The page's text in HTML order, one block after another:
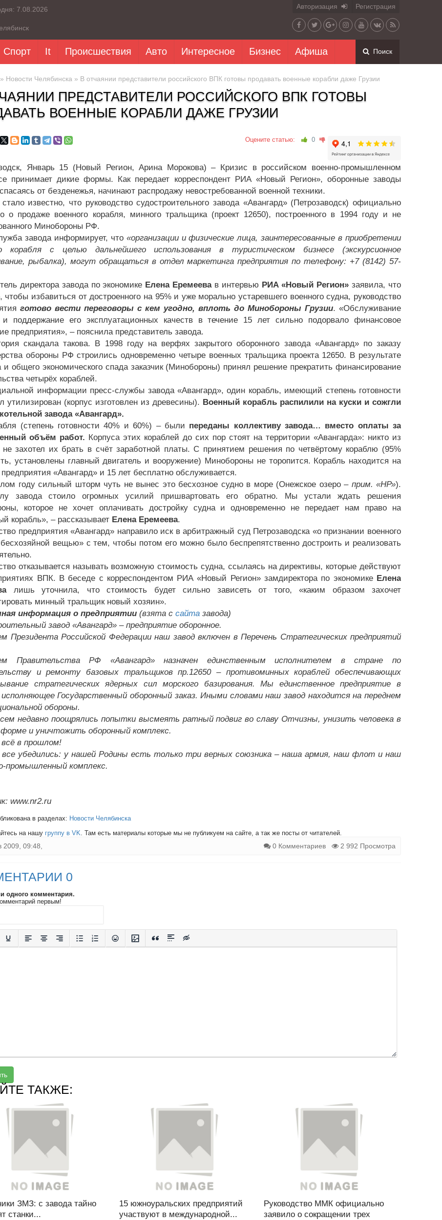
7.08.2026 Авторизация Регистрация
Спорт It Происшествия Авто Интересное Бизнес Афиша Поиск
» Новости Челябинска » В отчаянии представители российского ВПК готовы продавать военные корабли даже Грузии
ПРЕДСТАВИТЕЛИ РОССИЙСКОГО ВПК ГОТОВЫ
ВОЕННЫЕ КОРАБЛИ ДАЖЕ ГРУЗИИ
Оцените статью: 0
Январь 15 (Новый Регион, Арина Морокова) – Кризис в российском военно-промышленном
принимает дикие формы. Как передает корреспондент РИА «Новый Регион», оборонные заводы
от безденежья, начинают распродажу невостребованной военной техники.
известно, что руководство судостроительного завода «Авангард» (Петрозаводск) официально
о продаже военного корабля, минного тральщика (проект 12650), построенного в 1994 году и не
Минобороны РФ.
завода информирует, что «организации и физические лица, заинтересованные в приобретении
корабля с целью дальнейшего использования в туристическом бизнесе (экскурсионное
рыбалка), могут обращаться в отдел маркетинга предприятия по телефону: +7 (8142) 57-
директора завода по экономике Елена Еремеевав интервью РИА «Новый Регион» заявила, что
чтобы избавиться от достроенного на 95% и уже морально устаревшего военного судна, руководство
готово вести переговоры с кем угодно, вплоть до Минобороны Грузии. «Обслуживание
и поддержание его эксплуатационных качеств в течение 15 лет сильно подорвало финансовое
предприятия», – пояснила представитель завода.
скандала такова. В 1998 году на верфях закрытого оборонного завода «Авангард» по заказу
обороны РФ строились одновременно четыре военных тральщика проекта 12650. В результате
общего экономического спада заказчик (Минобороны) принял решение прекратить финансирование
четырёх кораблей.
информации пресс-службы завода «Авангард», один корабль, имеющий степень готовности
утилизирован (корпус изготовлен из древесины). Военный корабль распилили на куски и сожгли
завода «Авангард».
(степень готовности 40% и 60%) – были переданы коллективу завода… вместо оплаты за
объём работ. Корпуса этих кораблей до сих пор стоят на территории «Авангарда»: никто из
не захотел их брать в счёт заработной платы. С принятием решения по четвёртому кораблю (95%
установлены главный двигатель и вооружение) Минобороны не торопится. Корабль находится на
«Авангард» и 15 лет бесплатно обслуживается.
году сильный шторм чуть не вынес это бесхозное судно в море (Онежское озеро– прим. «НР»).
завода стоило огромных усилий пришвартовать его обратно. Мы устали ждать решения
которое не хочет оплачивать достройку судна и одновременно не передает нам право на
корабль», – рассказывает Елена Еремеева.
предприятия «Авангард» направило иск в арбитражный суд Петрозаводска «о признании военного
бесхозяйной вещью» с тем, чтобы потом его можно было беспрепятственно достроить и реализовать
отказывается называть возможную стоимость судна, ссылаясь на директивы, которые действуют
ВПК. В беседе с корреспондентом РИА «Новый Регион» замдиректора по экономике Елена
лишь уточнила, что стоимость будет сильно зависеть от того, «каким образом захочет
минный тральщик новый хозяин».
информация о предприятии (взята с сайта завода)
завод «Авангард» – предприятие оборонное.
Президента Российской Федерации наш завод включен в Перечень Стратегических предприятий
Правительства РФ «Авангард» назначен единственным исполнителем в стране по
и ремонту базовых тральщиков пр.12650 – противоминных кораблей обеспечивающих
стратегических ядерных сил морского базирования. Мы единственное предприятие в
исполняющее Государственный оборонный заказ. Иными словами наш завод находится на переднем
обороны.
недавно поощрялись попытки высмеять ратный подвиг во славу Отчизны, унизить человека в
форме и уничтожить оборонный комплекс.
всё в прошлом!
все убедились: у нашей Родины есть только три верных союзника – наша армия, наш флот и наш
промышленный комплекс.
www.nr2.ru
в разделах: Новости Челябинска
на нашу группу в VK. Там есть материалы которые мы не публикуем на сайте, а так же посты от читателей.
2009, 09:48, 0 Комментариев 2 992 Просмотра
0
одного комментария.
первым!
ТАКЖЕ:
ЗМЗ: с завода тайно
станки...
15 южноуральских предприятий
участвуют в международной...
Руководство ММК официально
заявило о сокращении трех